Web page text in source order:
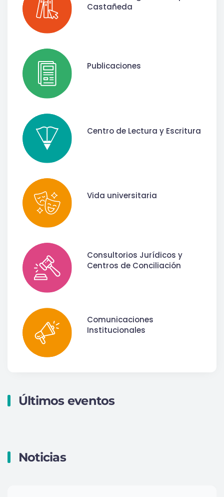
Castañeda
Publicaciones
Centro de Lectura y Escritura
Vida universitaria
Consultorios Jurídicos y
Centros de Conciliación
Comunicaciones
Institucionales
Últimos eventos
Noticias